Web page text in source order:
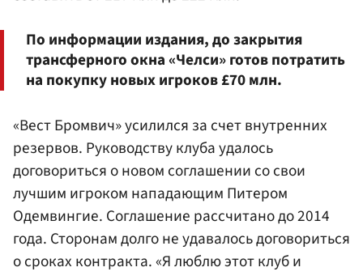
По информации издания, до закрытия
трансферного окна «Челси» готов потратить
на покупку новых игроков £70 млн.
«Вест Бромвич» усилился за счет внутренних
резервов. Руководству клуба удалось
договориться о новом соглашении со свои
лучшим игроком нападающим Питером
Одемвингие. Соглашение рассчитано до 2014
года. Сторонам долго не удавалось договориться
о сроках контракта. «Я люблю этот клуб и